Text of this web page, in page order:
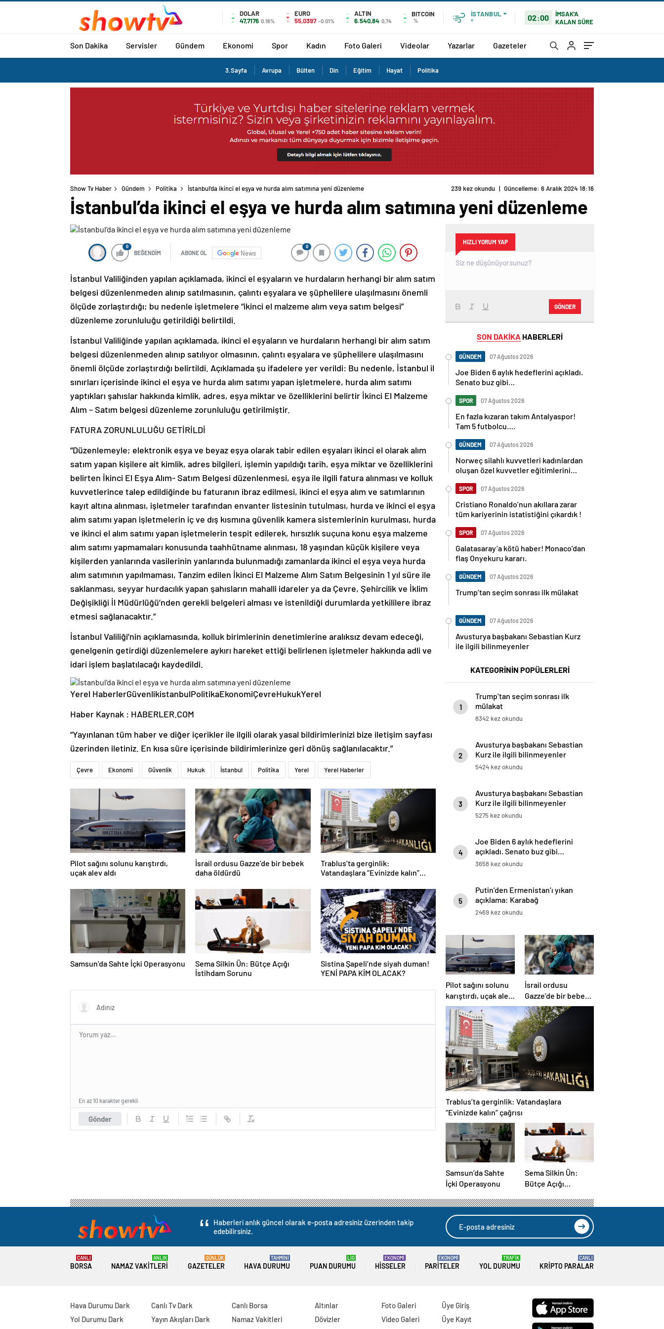
DOLAR
47,7176 0.16%
EURO
55,0397 -0.01%
ALTIN
6.540,84 0,74
BITCOIN
%
İSTANBUL
°
02:00
İMSAK'A
KALAN SÜRE
Son Dakika Servisler Gündem Ekonomi Spor Kadın Foto Galeri Videolar Yazarlar Gazeteler
3.Sayfa Avrupa Bülten Din Eğitim Hayat Politika
Show Tv Haber Gündem Politika İstanbul’da ikinci el eşya ve hurda alım satımına yeni düzenleme 239 kez okundu | Güncelleme: 6 Aralık 2024 18:16
İstanbul’da ikinci el eşya ve hurda alım satımına yeni düzenleme
0
BEĞENDİM ABONE OL News
0
İstanbul Valiliğinden yapılan açıklamada, ikinci el eşyaların ve hurdaların herhangi bir alım satım
belgesi düzenlenmeden alınıp satılmasının, çalıntı eşyalara ve şüphelilere ulaşılmasını önemli
ölçüde zorlaştırdığı; bu nedenle işletmelere “ikinci el malzeme alım veya satım belgesi”
düzenleme zorunluluğu getirildiği belirtildi.
İstanbul Valiliğinde yapılan açıklamada, ikinci el eşyaların ve hurdaların herhangi bir alım satım
belgesi düzenlenmeden alınıp satılıyor olmasının, çalıntı eşyalara ve şüphelilere ulaşılmasını
önemli ölçüde zorlaştırdığı belirtildi. Açıklamada şu ifadelere yer verildi: Bu nedenle, İstanbul il
sınırları içerisinde ikinci el eşya ve hurda alım satımı yapan işletmelere, hurda alım satımı
yaptıkları şahıslar hakkında kimlik, adres, eşya miktar ve özelliklerini belirtir İkinci El Malzeme
Alım – Satım belgesi düzenleme zorunluluğu getirilmiştir.
FATURA ZORUNLULUĞU GETİRİLDİ
“Düzenlemeyle; elektronik eşya ve beyaz eşya olarak tabir edilen eşyaları ikinci el olarak alım
satım yapan kişilere ait kimlik, adres bilgileri, işlemin yapıldığı tarih, eşya miktar ve özelliklerini
belirten İkinci El Eşya Alım- Satım Belgesi düzenlenmesi, eşya ile ilgili fatura alınması ve kolluk
kuvvetlerince talep edildiğinde bu faturanın ibraz edilmesi, ikinci el eşya alım ve satımlarının
kayıt altına alınması, işletmeler tarafından envanter listesinin tutulması, hurda ve ikinci el eşya
alım satımı yapan işletmelerin iç ve dış kısmına güvenlik kamera sistemlerinin kurulması, hurda
ve ikinci el alım satımı yapan işletmelerin tespit edilerek, hırsızlık suçuna konu eşya malzeme
alım satımı yapmamaları konusunda taahhütname alınması, 18 yaşından küçük kişilere veya
kişilerden yanlarında vasilerinin yanlarında bulunmadığı zamanlarda ikinci el eşya veya hurda
alım satımının yapılmaması, Tanzim edilen İkinci El Malzeme Alım Satım Belgesinin 1 yıl süre ile
saklanması, seyyar hurdacılık yapan şahısların mahalli idareler ya da Çevre, Şehircilik ve İklim
Değişikliği İl Müdürlüğü’nden gerekli belgeleri alması ve istenildiği durumlarda yetkililere ibraz
etmesi sağlanacaktır.”
İstanbul Valiliği’nin açıklamasında, kolluk birimlerinin denetimlerine aralıksız devam edeceği,
genelgenin getirdiği düzenlemelere aykırı hareket ettiği belirlenen işletmeler hakkında adli ve
idari işlem başlatılacağı kaydedildi.
Yerel HaberlerGüvenlikistanbulPolitikaEkonomiÇevreHukukYerel
Haber Kaynak : HABERLER.COM
“Yayınlanan tüm haber ve diğer içerikler ile ilgili olarak yasal bildirimlerinizi bize iletişim sayfası
üzerinden iletiniz. En kısa süre içerisinde bildirimlerinize geri dönüş sağlanılacaktır.”
Çevre Ekonomi Güvenlik Hukuk İstanbul Politika Yerel Yerel Haberler
Pilot sağını solunu karıştırdı,
uçak alev aldı
İsrail ordusu Gazze’de bir bebek
daha öldürdü
Trablus’ta gerginlik:
Vatandaşlara “Evinizde kalın”
Samsun’da Sahte İçki Operasyonu
Sema Silkin Ün: Bütçe Açığı
İstihdam Sorunu
Sistina Şapeli’nde siyah duman!
YENİ PAPA KİM OLACAK?
Gönder
En az 10 karakter gerekli
HIZLI YORUM YAP
GÖNDER
SON DAKİKA HABERLERİ
GÜNDEM 07 Ağustos 2026
Joe Biden 6 aylık hedeflerini açıkladı.
Senato buz gibi…
SPOR 07 Ağustos 2026
En fazla kızaran takım Antalyaspor!
Tam 5 futbolcu….
GÜNDEM 07 Ağustos 2026
Norweç silahlı kuvvetleri kadınlardan
oluşan özel kuvvetler eğitimlerini
SPOR 07 Ağustos 2026
Cristiano Ronaldo’nun akıllara zarar
tüm kariyerinin istatistiğini çıkardık !
SPOR 07 Ağustos 2026
Galatasaray’a kötü haber! Monaco’dan
flaş Onyekuru kararı.
GÜNDEM 07 Ağustos 2026
Trump’tan seçim sonrası ilk mülakat
GÜNDEM 07 Ağustos 2026
Avusturya başbakanı Sebastian Kurz
ile ilgili bilinmeyenler
KATEGORİNİN POPÜLERLERİ
1
Trump’tan seçim sonrası ilk
mülakat
8342 kez okundu
2
Avusturya başbakanı Sebastian
Kurz ile ilgili bilinmeyenler
5424 kez okundu
3
Avusturya başbakanı Sebastian
Kurz ile ilgili bilinmeyenler
5275 kez okundu
4
Joe Biden 6 aylık hedeflerini
açıkladı. Senato buz gibi…
3658 kez okundu
5
Putin’den Ermenistan’ı yıkan
açıklama: Karabağ
Azerbaycan’ın ayrılmaz bir
2469 kez okundu
Pilot sağını solunu
karıştırdı, uçak alev
aldı
İsrail ordusu
Gazze’de bir bebek
daha öldürdü
Trablus’ta gerginlik: Vatandaşlara
“Evinizde kalın” çağrısı
Samsun’da Sahte
İçki Operasyonu
Sema Silkin Ün:
Bütçe Açığı
Haberleri anlık güncel olarak e-posta adresiniz üzerinden takip
edebilirsiniz.
BORSA
CANLI
NAMAZ VAKITLERI
ANLIK
GAZETELER
GÜNLÜK
HAVA DURUMU
TAHMİNİ
PUAN DURUMU
LİG
HISSELER
EKONOMİ
PARITELER
EKONOMİ
YOL DURUMU
TRAFİK
KRIPTO PARALAR
CANLI
Hava Durumu Dark
Yol Durumu Dark
Canlı Tv Dark
Yayın Akışları Dark
Canlı Borsa
Namaz Vakitleri
Altınlar
Dövizler
Foto Galeri
Video Galeri
Üye Giriş
Üye Kayıt